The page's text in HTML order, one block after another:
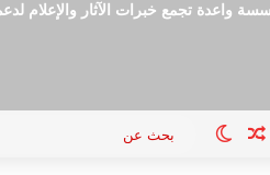
واعدة تجمع خبرات الآثار والإعلام
الدخول
مقال عشوائي
الوضع المظلم